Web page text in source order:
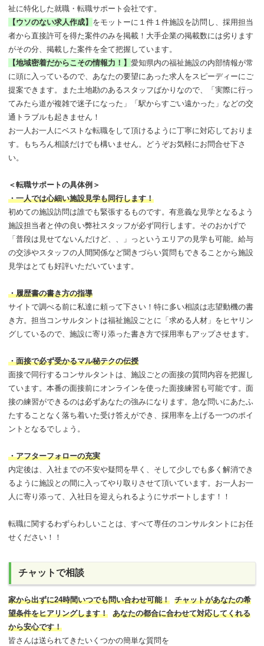
祉に特化した就職・転職サポート会社です。
【ウソのない求人作成】 をモットーに１件１件施設を訪問し、採用担当
者から直接許可を得た案件のみを掲載！大手企業の掲載数には劣ります
がその分、掲載した案件を全て把握しています。
【地域密着だからこその情報力！】愛知県内の福祉施設の内部情報が常
に頭に入っているので、あなたの要望にあった求人をスピーディーにご
提案できます。また土地勘のあるスタッフばかりなので、「実際に行っ
てみたら道が複雑で迷子になった」「駅からすごい遠かった」などの交
通トラブルも起きません！
お一人お一人にベストな転職をして頂けるように丁寧に対応しておりま
す。もちろん相談だけでも構いません。どうぞお気軽にお問合せ下さ
い。
＜転職サポートの具体例＞
・一人では心細い施設見学も同行します！
初めての施設訪問は誰でも緊張するものです。有意義な見学となるよう
施設担当者と仲の良い弊社スタッフが必ず同行します。そのおかげで
「普段は見せてないんだけど、、」っというエリアの見学も可能。給与
の交渉やスタッフの人間関係など聞きづらい質問もできることから施設
見学はとても好評いただいています。
・履歴書の書き方の指導
サイトで調べる前に私達に頼って下さい！特に多い相談は志望動機の書
き方。担当コンサルタントは福祉施設ごとに「求める人材」をヒヤリン
グしているので、施設に寄り添った書き方で採用率もアップさせます。
・面接で必ず受かるマル秘テクの伝授
面接で同行するコンサルタントは、施設ごとの面接の質問内容を把握し
ています。本番の面接前にオンラインを使った面接練習も可能です。面
接の練習ができるのは必ずあなたの強みになります。急な問いにあたふ
たすることなく落ち着いた受け答えができ、採用率を上げる一つのポイ
ントとなるでしょう。
・アフターフォローの充実
内定後は、入社までの不安や疑問を早く、そして少しでも多く解消でき
るように施設との間に入ってやり取りさせて頂いています。お一人お一
人に寄り添って、入社日を迎えられるようにサポートします！！
転職に関するわずらわしいことは、すべて専任のコンサルタントにお任
せください！！
チャットで相談
家から出ずに24時間いつでも問い合わせ可能！ チャットがあなたの希
望条件をヒアリングします！ あなたの都合に合わせて対応してくれる
から安心です！
皆さんは送られてきたいくつかの簡単な質問を